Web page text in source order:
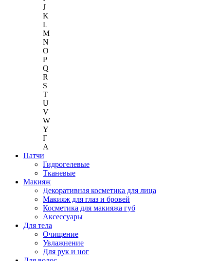
J
K
L
M
N
O
P
Q
R
S
T
U
V
W
Y
Г
A
Патчи
Гидрогелевые
Тканевые
Макияж
Декоративная косметика для лица
Макияж для глаз и бровей
Косметика для макияжа губ
Аксессуары
Для тела
Очищение
Увлажнение
Для рук и ног